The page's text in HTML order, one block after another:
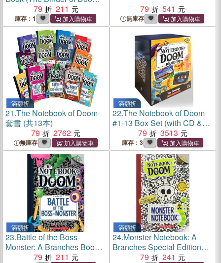
#1)(平裝本)
79 211
庫存：1
79 541
無庫存
滿額折
21.The Notebook of Doom
套書 (共13本)
79
2762
無庫存
滿額折
22.The Notebook of Doom
#1-13 Box Set (with CD &
StoryPlus)
79 3513
庫存：3
滿額折
23.Battle of the Boss-
Monster: A Branches Book
(The Notebook of Doom
79 211
滿額折
24.Monster Notebook: A
Branches Special Edition
(The Notebook of Doom)(平
79 241